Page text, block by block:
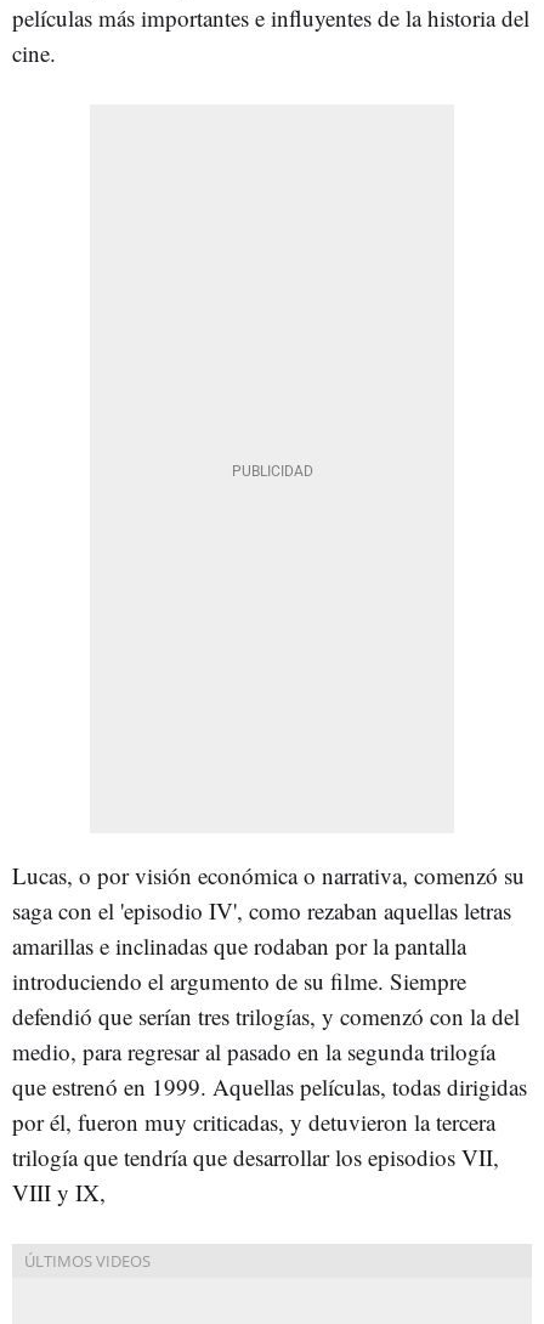
películas más importantes e influyentes de la historia del
cine.
Lucas, o por visión económica o narrativa, comenzó su
saga con el 'episodio IV', como rezaban aquellas letras
amarillas e inclinadas que rodaban por la pantalla
introduciendo el argumento de su filme. Siempre
defendió que serían tres trilogías, y comenzó con la del
medio, para regresar al pasado en la segunda trilogía
que estrenó en 1999. Aquellas películas, todas dirigidas
por él, fueron muy criticadas, y detuvieron la tercera
trilogía que tendría que desarrollar los episodios VII,
VIII y IX,